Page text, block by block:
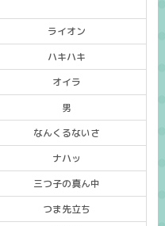
ライオン
ハキハキ
オイラ
男
なんくるないさ
ナハッ
三つ子の真ん中
つま先立ち